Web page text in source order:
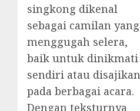
singkong dikenal
sebagai camilan yang
menggugah selera,
baik untuk dinikmati
sendiri atau disajikan
pada berbagai acara.
Dengan teksturnya